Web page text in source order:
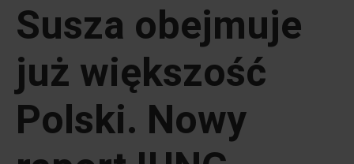
Susza obejmuje
już większość
Polski. Nowy